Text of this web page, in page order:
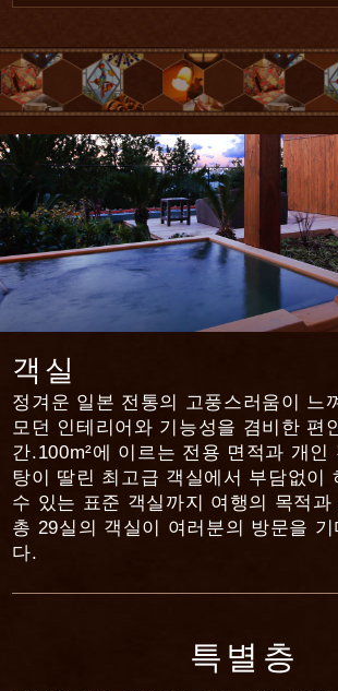
객실
정겨운 일본 전통의 고풍스러움이 느
모던 인테리어와 기능성을 겸비한 편
간.100m²에 이르는 전용 면적과 개인
탕이 딸린 최고급 객실에서 부담없이
수 있는 표준 객실까지 여행의 목적과
총 29실의 객실이 여러분의 방문을 기
다.
특별층